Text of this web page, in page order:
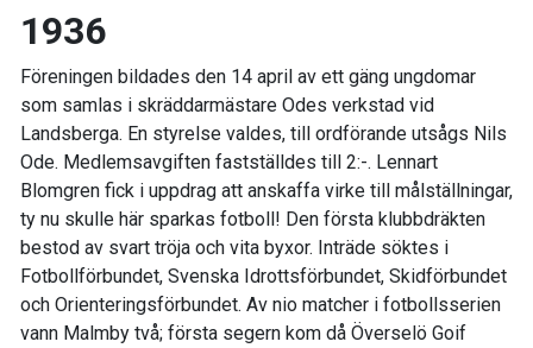
1936
Föreningen bildades den 14 april av ett gäng ungdomar
som samlas i skräddarmästare Odes verkstad vid
Landsberga. En styrelse valdes, till ordförande utsågs Nils
Ode. Medlemsavgiften fastställdes till 2:-. Lennart
Blomgren fick i uppdrag att anskaffa virke till målställningar,
ty nu skulle här sparkas fotboll! Den första klubbdräkten
bestod av svart tröja och vita byxor. Inträde söktes i
Fotbollförbundet, Svenska Idrottsförbundet, Skidförbundet
och Orienteringsförbundet. Av nio matcher i fotbollsserien
vann Malmby två; första segern kom då Överselö Goif